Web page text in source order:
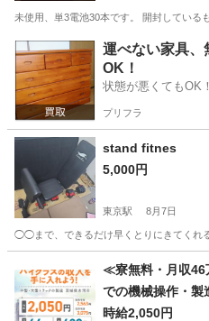
未使用、単3電池30本です。 開封している
東京 品川区 下神明駅 その他
運べない家具、
OK！
状態が悪くてもOK
プリフラ
stand fitnes
5,000円
東京駅 8月7日
◯◯まで、できるだけ早くとりにきてくれ
東京駅 その他
≪寮無料・月収46
での機械操作・製
時給2,050円